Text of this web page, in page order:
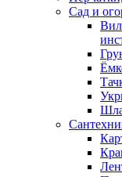
Сад и